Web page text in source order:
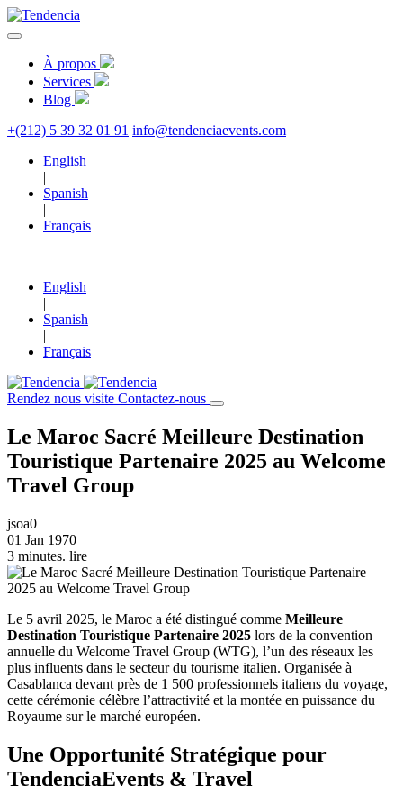
À propos
Services
Blog
+(212) 5 39 32 01 91 info@tendenciaevents.com
English
|
Spanish
|
Français
English
|
Spanish
|
Français
Rendez nous visite Contactez-nous
Le Maroc Sacré Meilleure Destination
Touristique Partenaire 2025 au Welcome
Travel Group
jsoa0
01 Jan 1970
3 minutes. lire
Le 5 avril 2025, le Maroc a été distingué comme Meilleure
Destination Touristique Partenaire 2025 lors de la convention
annuelle du Welcome Travel Group (WTG), l’un des réseaux les
plus influents dans le secteur du tourisme italien. Organisée à
Casablanca devant près de 1 500 professionnels italiens du voyage,
cette cérémonie célèbre l’attractivité et la montée en puissance du
Royaume sur le marché européen.
Une Opportunité Stratégique pour
TendenciaEvents & Travel